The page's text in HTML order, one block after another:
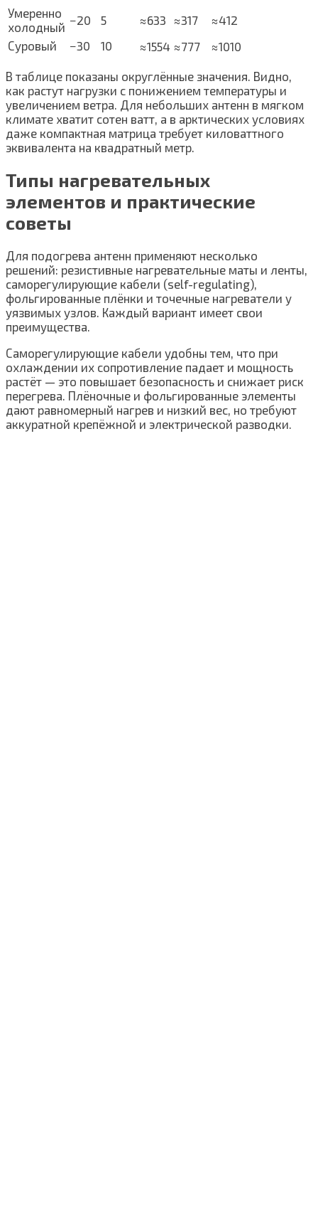
Умеренно
холодный −20 5 ≈633 ≈317
≈412
Суровый
−30 10 ≈1554 ≈777 ≈1010
В таблице показаны округлённые значения. Видно,
как растут нагрузки с понижением температуры и
увеличением ветра. Для небольших антенн в мягком
климате хватит сотен ватт, а в арктических условиях
даже компактная матрица требует киловаттного
эквивалента на квадратный метр.
Типы нагревательных
элементов и практические
советы
Для подогрева антенн применяют несколько
решений: резистивные нагревательные маты и ленты,
саморегулирующие кабели (self-regulating),
фольгированные плёнки и точечные нагреватели у
уязвимых узлов. Каждый вариант имеет свои
преимущества.
Саморегулирующие кабели удобны тем, что при
охлаждении их сопротивление падает и мощность
растёт — это повышает безопасность и снижает риск
перегрева. Плёночные и фольгированные элементы
дают равномерный нагрев и низкий вес, но требуют
аккуратной крепёжной и электрической разводки.